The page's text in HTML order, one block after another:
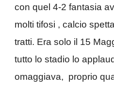
con quel 4-2 fantasia
molti tifosi , calcio
tratti. Era solo il 15
tutto lo stadio lo
omaggiava, proprio